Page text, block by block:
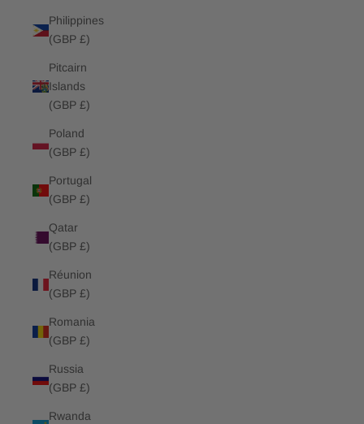
Philippines
(GBP £)
Pitcairn
Islands
(GBP £)
Poland
(GBP £)
Portugal
(GBP £)
Qatar
(GBP £)
Réunion
(GBP £)
Romania
(GBP £)
Russia
(GBP £)
Rwanda